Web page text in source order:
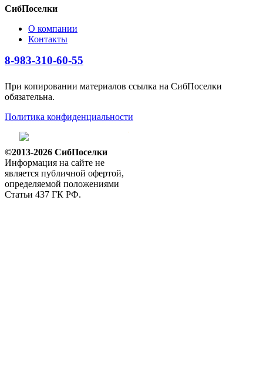
СибПоселки
О компании
Контакты
8-983-310-60-55
При копировании материалов ссылка на СибПоселки
обязательна.
Политика конфиденциальности
©2013-2026 СибПоселки
Информация на сайте не
является публичной офертой,
определяемой положениями
Статьи 437 ГК РФ.